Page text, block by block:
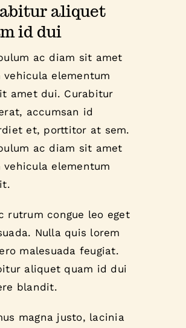
aliquet
id dui
ac diam sit amet
vehicula elementum
amet dui. Curabitur
accumsan id
et, porttitor at sem.
ac diam sit amet
vehicula elementum
rutrum congue leo eget
Nulla quis lorem
malesuada feugiat.
aliquet quam id dui
blandit.
magna justo, lacinia